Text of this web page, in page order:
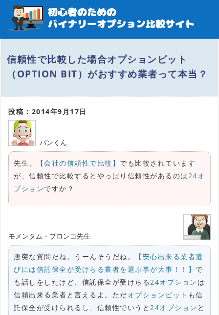
信頼性で比較した場合オプションビット
（OPTION BIT）がおすすめ業者って本当？
投稿 : 2014年9月17日
パンくん
先生、 【会社の信頼性で比較】 でも比較されています
が、信頼性で比較するとやっぱり信頼性があるのは24オ
プションですか？
モメンタム・ブロンコ先生
唐突な質問だね。うーんそうだね。
【安心出来る業者選
びには信託保全が受けらる業者を選ぶ事が大事！！】 で
も話しをしたけど、信託保全が受けらる24オプション は
信頼出来る業者と言えるよ。ただオプションビット も信
託保全が受けられるし、信頼性でいうと 24オプション と